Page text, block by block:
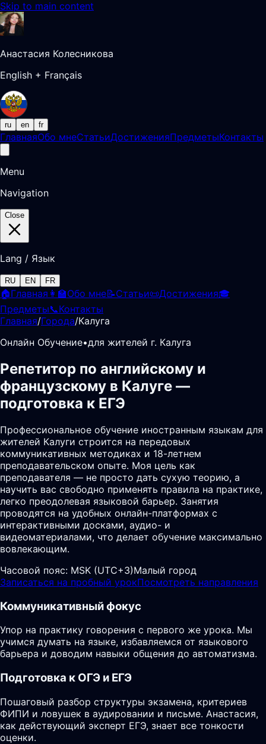
Skip to main content
Анастасия Колесникова
English + Français
ru en fr
ГлавнаяОбо мнеСтатьиДостиженияПредметыКонтакты
Menu
Navigation
Close
Lang / Язык
RU EN FR
🏠Главная 👩‍🏫Обо мне📝Статьи📜Достижения🎓
Предметы📞Контакты
Главная/Города/Калуга
Онлайн Обучение•для жителей г. Калуга
Репетитор по английскому и
французскому в Калуге —
подготовка к ЕГЭ
Профессиональное обучение иностранным языкам для
жителей Калуги строится на передовых
коммуникативных методиках и 18-летнем
преподавательском опыте. Моя цель как
преподавателя — не просто дать сухую теорию, а
научить вас свободно применять правила на практике,
легко преодолевая языковой барьер. Занятия
проводятся на удобных онлайн-платформах с
интерактивными досками, аудио- и
видеоматериалами, что делает обучение максимально
вовлекающим.
Часовой пояс: MSK (UTC+3)Малый город
Записаться на пробный урокПосмотреть направления
Коммуникативный фокус
Упор на практику говорения с первого же урока. Мы
учимся думать на языке, избавляемся от языкового
барьера и доводим навыки общения до автоматизма.
Подготовка к ОГЭ и ЕГЭ
Пошаговый разбор структуры экзамена, критериев
ФИПИ и ловушек в аудировании и письме. Анастасия,
как действующий эксперт ЕГЭ, знает все тонкости
оценки.